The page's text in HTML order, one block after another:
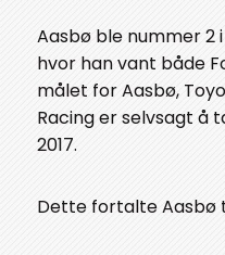
Aasbø ble nummer 2
hvor han vant både
målet for Aasbø,
Racing er selvsagt å
2017.
Dette fortalte Aasbø